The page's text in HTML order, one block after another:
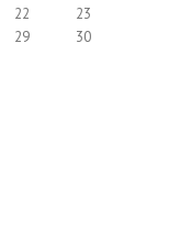
22
23
29
30